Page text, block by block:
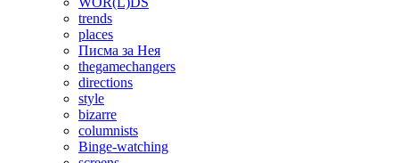
trends
places
Писма за Нея
thegamechangers
directions
style
bizarre
columnists
Binge-watching